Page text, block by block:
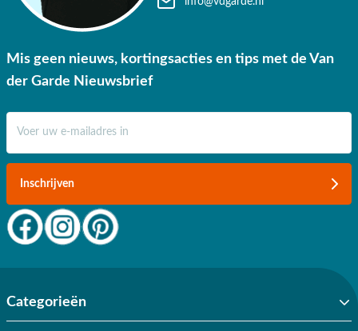
tuinmeubelen?
✔ Gratis verzending vanaf €50,-
✔ 3 fysieke showrooms
Mis geen nieuws, kortingsacties en tips met de Van
der Garde Nieuwsbrief
Inschrijven
Categorieën